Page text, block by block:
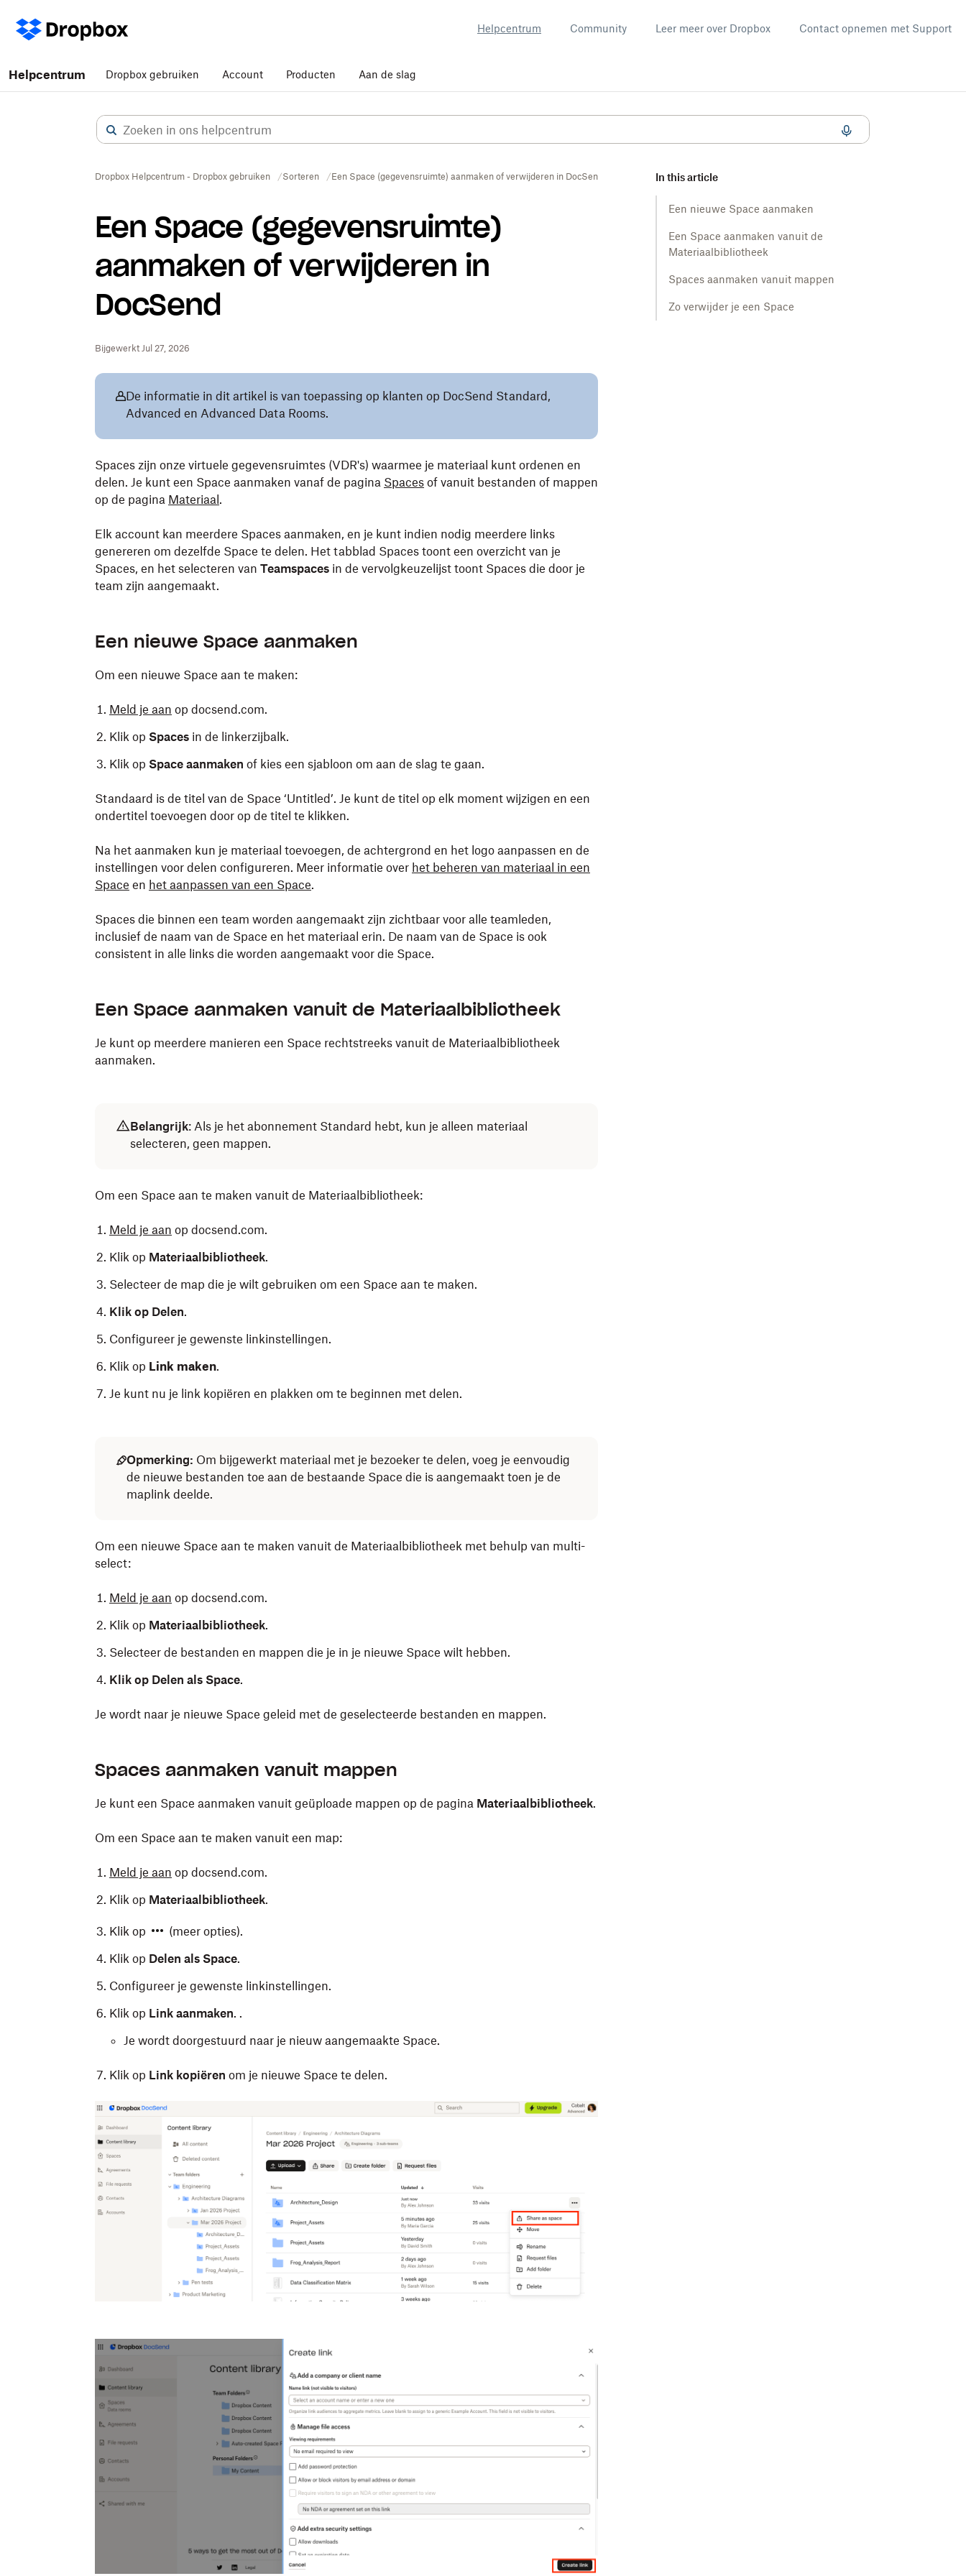
Helpcentrum Community Leer meer over Dropbox Contact opnemen met Support
Helpcentrum Dropbox gebruiken Account Producten Aan de slag
Dropbox Helpcentrum - Dropbox gebruiken Sorteren Een Space (gegevensruimte) aanmaken of verwijderen in DocSend
Een Space (gegevensruimte)
aanmaken of verwijderen in
DocSend
Bijgewerkt Jul 27, 2026
In this article
Een nieuwe Space aanmaken
Een Space aanmaken vanuit de
Materiaalbibliotheek
Spaces aanmaken vanuit mappen
Zo verwijder je een Space
De informatie in dit artikel is van toepassing op klanten op DocSend Standard,
Advanced en Advanced Data Rooms.
Spaces zijn onze virtuele gegevensruimtes (VDR's) waarmee je materiaal kunt ordenen en
delen. Je kunt een Space aanmaken vanaf de pagina Spaces of vanuit bestanden of mappen
op de pagina Materiaal .
Elk account kan meerdere Spaces aanmaken, en je kunt indien nodig meerdere links
genereren om dezelfde Space te delen. Het tabblad Spaces toont een overzicht van je
Spaces, en het selecteren van Teamspaces in de vervolgkeuzelijst toont Spaces die door je
team zijn aangemaakt.
Een nieuwe Space aanmaken
Om een nieuwe Space aan te maken:
Meld je aan op docsend.com.
Klik op Spaces in de linkerzijbalk.
Klik op Space aanmaken of kies een sjabloon om aan de slag te gaan.
Standaard is de titel van de Space ‘Untitled’. Je kunt de titel op elk moment wijzigen en een
ondertitel toevoegen door op de titel te klikken.
Na het aanmaken kun je materiaal toevoegen, de achtergrond en het logo aanpassen en de
instellingen voor delen configureren. Meer informatie over het beheren van materiaal in een
Space en het aanpassen van een Space.
Spaces die binnen een team worden aangemaakt zijn zichtbaar voor alle teamleden,
inclusief de naam van de Space en het materiaal erin. De naam van de Space is ook
consistent in alle links die worden aangemaakt voor die Space.
Een Space aanmaken vanuit de Materiaalbibliotheek
Je kunt op meerdere manieren een Space rechtstreeks vanuit de Materiaalbibliotheek
aanmaken.
Belangrijk: Als je het abonnement Standard hebt, kun je alleen materiaal
selecteren, geen mappen.
Om een Space aan te maken vanuit de Materiaalbibliotheek:
Meld je aan op docsend.com.
Klik op Materiaalbibliotheek.
Selecteer de map die je wilt gebruiken om een Space aan te maken.
Klik op Delen.
Configureer je gewenste linkinstellingen.
Klik op Link maken.
Je kunt nu je link kopiëren en plakken om te beginnen met delen.
Opmerking: Om bijgewerkt materiaal met je bezoeker te delen, voeg je eenvoudig
de nieuwe bestanden toe aan de bestaande Space die is aangemaakt toen je de
maplink deelde.
Om een nieuwe Space aan te maken vanuit de Materiaalbibliotheek met behulp van multi-
select:
Meld je aan op docsend.com.
Klik op Materiaalbibliotheek.
Selecteer de bestanden en mappen die je in je nieuwe Space wilt hebben.
Klik op Delen als Space.
Je wordt naar je nieuwe Space geleid met de geselecteerde bestanden en mappen.
Spaces aanmaken vanuit mappen
Je kunt een Space aanmaken vanuit geüploade mappen op de pagina Materiaalbibliotheek.
Om een Space aan te maken vanuit een map:
Meld je aan op docsend.com.
Klik op Materiaalbibliotheek.
Klik op
(meer opties).
Klik op Delen als Space.
Configureer je gewenste linkinstellingen.
Klik op Link aanmaken. .
Je wordt doorgestuurd naar je nieuw aangemaakte Space.
Klik op Link kopiëren om je nieuwe Space te delen.